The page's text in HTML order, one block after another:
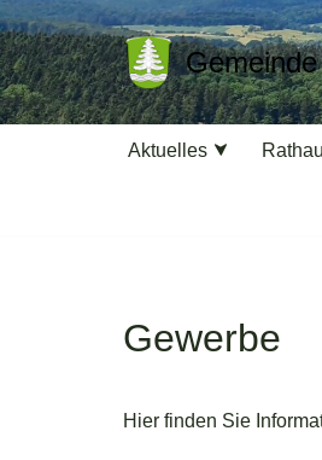
Zum
Inhalt
springen
Aktuelles
Gewerbe
Hier finden Sie